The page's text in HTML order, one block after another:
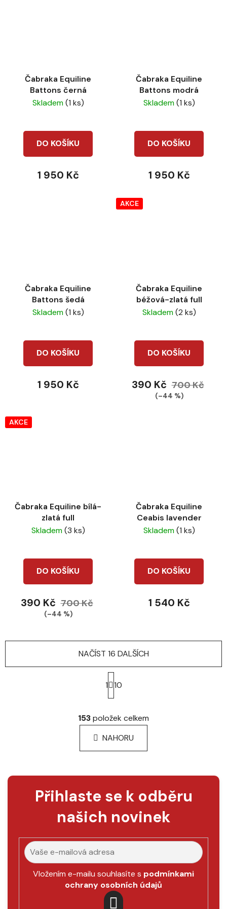
Čabraka Equiline
Battons černá
Skladem(1 ks)
DO KOŠÍKU
1 950 Kč
Čabraka Equiline
Battons modrá
Skladem(1 ks)
DO KOŠÍKU
1 950 Kč
Čabraka Equiline
Battons šedá
Skladem(1 ks)
DO KOŠÍKU
1 950 Kč
AKCE
Čabraka Equiline
béžová-zlatá full
Skladem(2 ks)
DO KOŠÍKU
390 Kč 700 Kč
(–44 %)
AKCE
Čabraka Equiline bílá-
zlatá full
Skladem(3 ks)
DO KOŠÍKU
390 Kč 700 Kč
(–44 %)
Čabraka Equiline
Ceabis lavender
Skladem(1 ks)
DO KOŠÍKU
1 540 Kč
O
v
l
á
í
p
r
v
k
y
v
ý
p
i
s
u
NAČÍST 16 DALŠÍCH
S
t
r
á
k
o
v
á
1 10
153položek celkem
NAHORU
Přihlaste se k odběru
našich novinek
Vložením e-mailu souhlasíte s podmínkami
ochrany osobních údajů